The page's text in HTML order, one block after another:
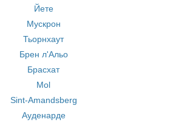
Йете
Мускрон
Тьорнхаут
Брен л'Альо
Брасхат
Mol
Sint-Amandsberg
Ауденарде